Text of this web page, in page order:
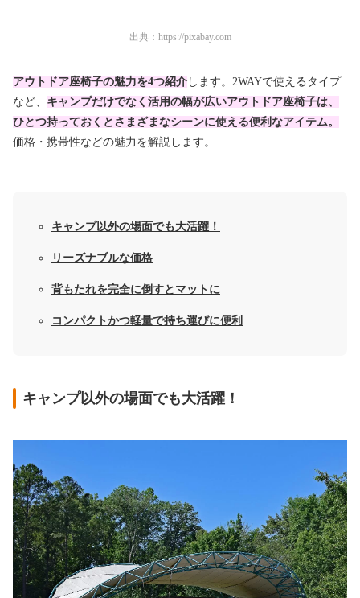
出典： https://pixabay.com
アウトドア座椅子の魅力を4つ紹介 します。2WAYで使えるタイプ
など、 キャンプだけでなく活用の幅が広いアウトドア座椅子は、
ひとつ持っておくとさまざまなシーンに使える便利なアイテム。
価格・携帯性などの魅力を解説します。
キャンプ以外の場面でも大活躍！
リーズナブルな価格
背もたれを完全に倒すとマットに
コンパクトかつ軽量で持ち運びに便利
キャンプ以外の場面でも大活躍！